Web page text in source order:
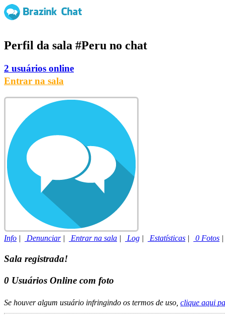
Perfil da sala #Peru no chat
2 usuários online
Entrar na sala
Info | Denunciar| Entrar na sala | Log | Estatísticas | 0 Fotos
Sala registrada!
0 Usuários Online com foto
Se houver algum usuário infringindo os termos de uso, clique aqui